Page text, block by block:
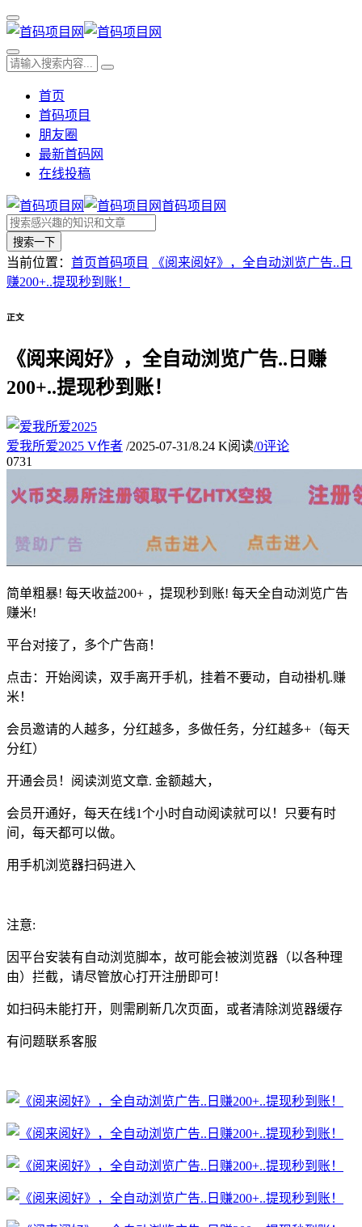
首页
首码项目
朋友圈
最新首码网
在线投稿
首码项目网
搜索一下
当前位置： 首页首码项目
《阅来阅好》，全自动浏览广告..日
赚200+..提现秒到账！
正文
《阅来阅好》，全自动浏览广告..日赚
200+..提现秒到账！
爱我所爱2025 V作者 /2025-07-31/8.24 K阅读/0评论
0731
简单粗暴! 每天收益200+ ，提现秒到账! 每天全自动浏览广告
赚米!
平台对接了，多个广告商！
点击：开始阅读，双手离开手机，挂着不要动，自动褂机.赚
米！
会员邀请的人越多，分红越多，多做任务，分红越多+（每天
分红）
开通会员！阅读浏览文章. 金额越大，
会员开通好，每天在线1个小时自动阅读就可以！只要有时
间，每天都可以做。
用手机浏览器扫码进入
注意:
因平台安装有自动浏览脚本，故可能会被浏览器（以各种理
由）拦截，请尽管放心打开注册即可！
如扫码未能打开，则需刷新几次页面，或者清除浏览器缓存
有问题联系客服